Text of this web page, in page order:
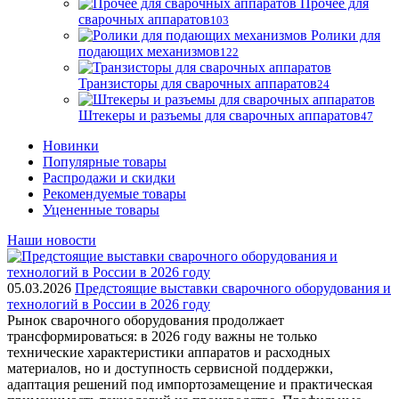
Прочее для
сварочных аппаратов103
Ролики для
подающих механизмов122
Транзисторы для сварочных аппаратов24
Штекеры и разъемы для сварочных аппаратов47
Новинки
Популярные товары
Распродажи и скидки
Рекомендуемые товары
Уцененные товары
Наши новости
05.03.2026 Предстоящие выставки сварочного оборудования и
технологий в России в 2026 году
Рынок сварочного оборудования продолжает
трансформироваться: в 2026 году важны не только
технические характеристики аппаратов и расходных
материалов, но и доступность сервисной поддержки,
адаптация решений под импортозамещение и практическая